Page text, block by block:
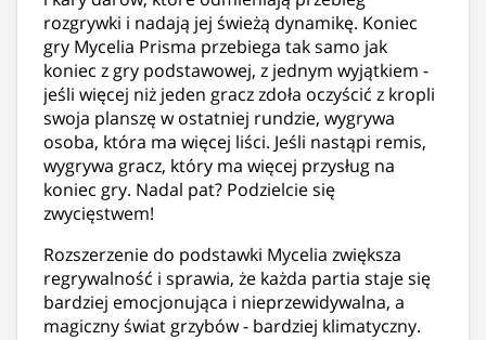
rozgrywki i nadają jej świeżą dynamikę. Koniec
gry Mycelia Prisma przebiega tak samo jak
koniec z gry podstawowej, z jednym wyjątkiem -
jeśli więcej niż jeden gracz zdoła oczyścić z kropli
swoja planszę w ostatniej rundzie, wygrywa
osoba, która ma więcej liści. Jeśli nastąpi remis,
wygrywa gracz, który ma więcej przysług na
koniec gry. Nadal pat? Podzielcie się
zwycięstwem!
Rozszerzenie do podstawki Mycelia zwiększa
regrywalność i sprawia, że każda partia staje się
bardziej emocjonująca i nieprzewidywalna, a
magiczny świat grzybów - bardziej klimatyczny.